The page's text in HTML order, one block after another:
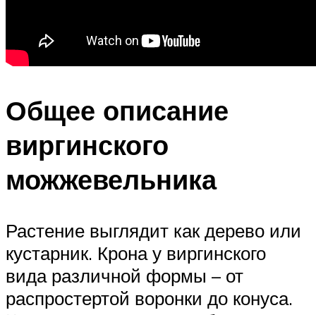
Общее описание
виргинского
можжевельника
Растение выглядит как дерево или
кустарник. Крона у виргинского
вида различной формы – от
распростертой воронки до конуса.